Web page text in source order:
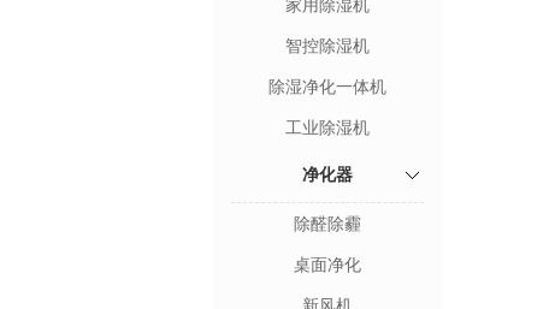
家用除湿机
智控除湿机
除湿净化一体机
工业除湿机
净化器
除醛除霾
桌面净化